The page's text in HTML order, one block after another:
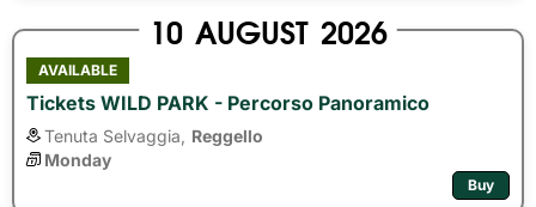
10 AUGUST 2026
AVAILABLE
Tickets WILD PARK - Percorso Panoramico
Tenuta Selvaggia,
Reggello
Monday
Buy